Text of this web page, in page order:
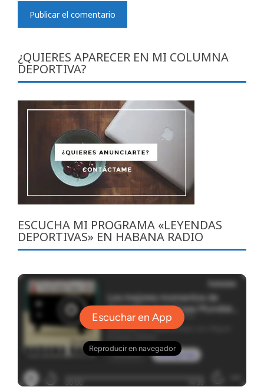
¿QUIERES APARECER EN MI COLUMNA
DEPORTIVA?
ESCUCHA MI PROGRAMA «LEYENDAS
DEPORTIVAS» EN HABANA RADIO